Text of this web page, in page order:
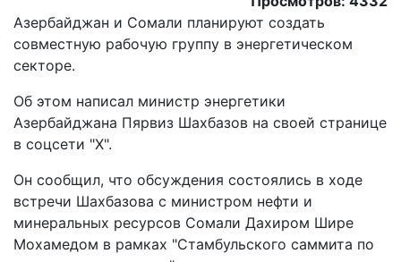
Азербайджан и Сомали планируют создать
совместную рабочую группу в энергетическом
секторе.
Oб этом написал министр энергетики
Азербайджана Пярвиз Шахбазов на своей странице
в соцсети "X".
Он сообщил, что обсуждения состоялись в ходе
встречи Шахбазова с министром нефти и
минеральных ресурсов Сомали Дахиром Шире
Мохамедом в рамках "Стамбульского саммита по